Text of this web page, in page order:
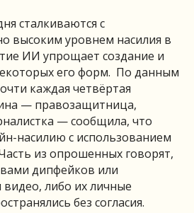
сталкиваются с
высоким уровнем насилия в
ИИ упрощает создание и
его форм. По данным
каждая четвёртая
— правозащитница,
— сообщила, что
насилию с использованием
из опрошенных говорят,
дипфейков или
либо их личные
без согласия.